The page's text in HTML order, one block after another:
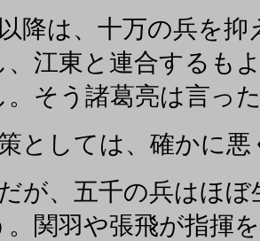
以降は、十万の兵を
、江東と連合するも
。そう諸葛亮は言っ
としては、確かに悪
が、五千の兵はほ
。関羽や張飛が指揮